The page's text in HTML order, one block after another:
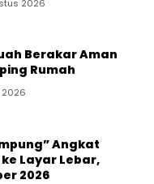
2026
Berakar Aman
Rumah
2026
Angkat
Layar Lebar,
2026